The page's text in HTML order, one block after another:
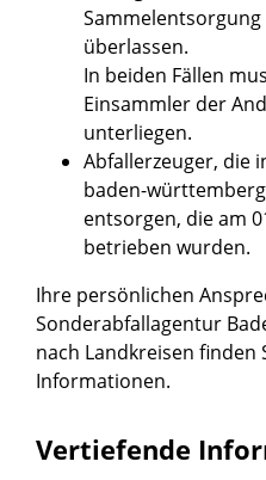
überlassen.
In beiden Fällen
Einsammler der
unterliegen.
Abfallerzeuger, die
baden-
entsorgen, die am
betrieben wurden.
Ihre persönlichen
Sonderabfallagentur
nach Landkreisen
Informationen.
Vertiefende